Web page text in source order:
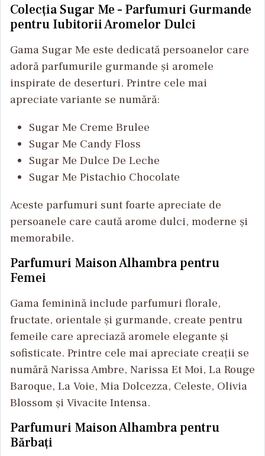
Colecția Sugar Me – Parfumuri Gurmande
pentru Iubitorii Aromelor Dulci
Gama Sugar Me este dedicată persoanelor care
adoră parfumurile gurmande și aromele
inspirate de deserturi. Printre cele mai
apreciate variante se numără:
Sugar Me Creme Brulee
Sugar Me Candy Floss
Sugar Me Dulce De Leche
Sugar Me Pistachio Chocolate
Aceste parfumuri sunt foarte apreciate de
persoanele care caută arome dulci, moderne și
memorabile.
Parfumuri Maison Alhambra pentru
Femei
Gama feminină include parfumuri florale,
fructate, orientale și gurmande, create pentru
femeile care apreciază aromele elegante și
sofisticate. Printre cele mai apreciate creații se
numără Narissa Ambre, Narissa Et Moi, La Rouge
Baroque, La Voie, Mia Dolcezza, Celeste, Olivia
Blossom și Vivacite Intensa.
Parfumuri Maison Alhambra pentru
Bărbați